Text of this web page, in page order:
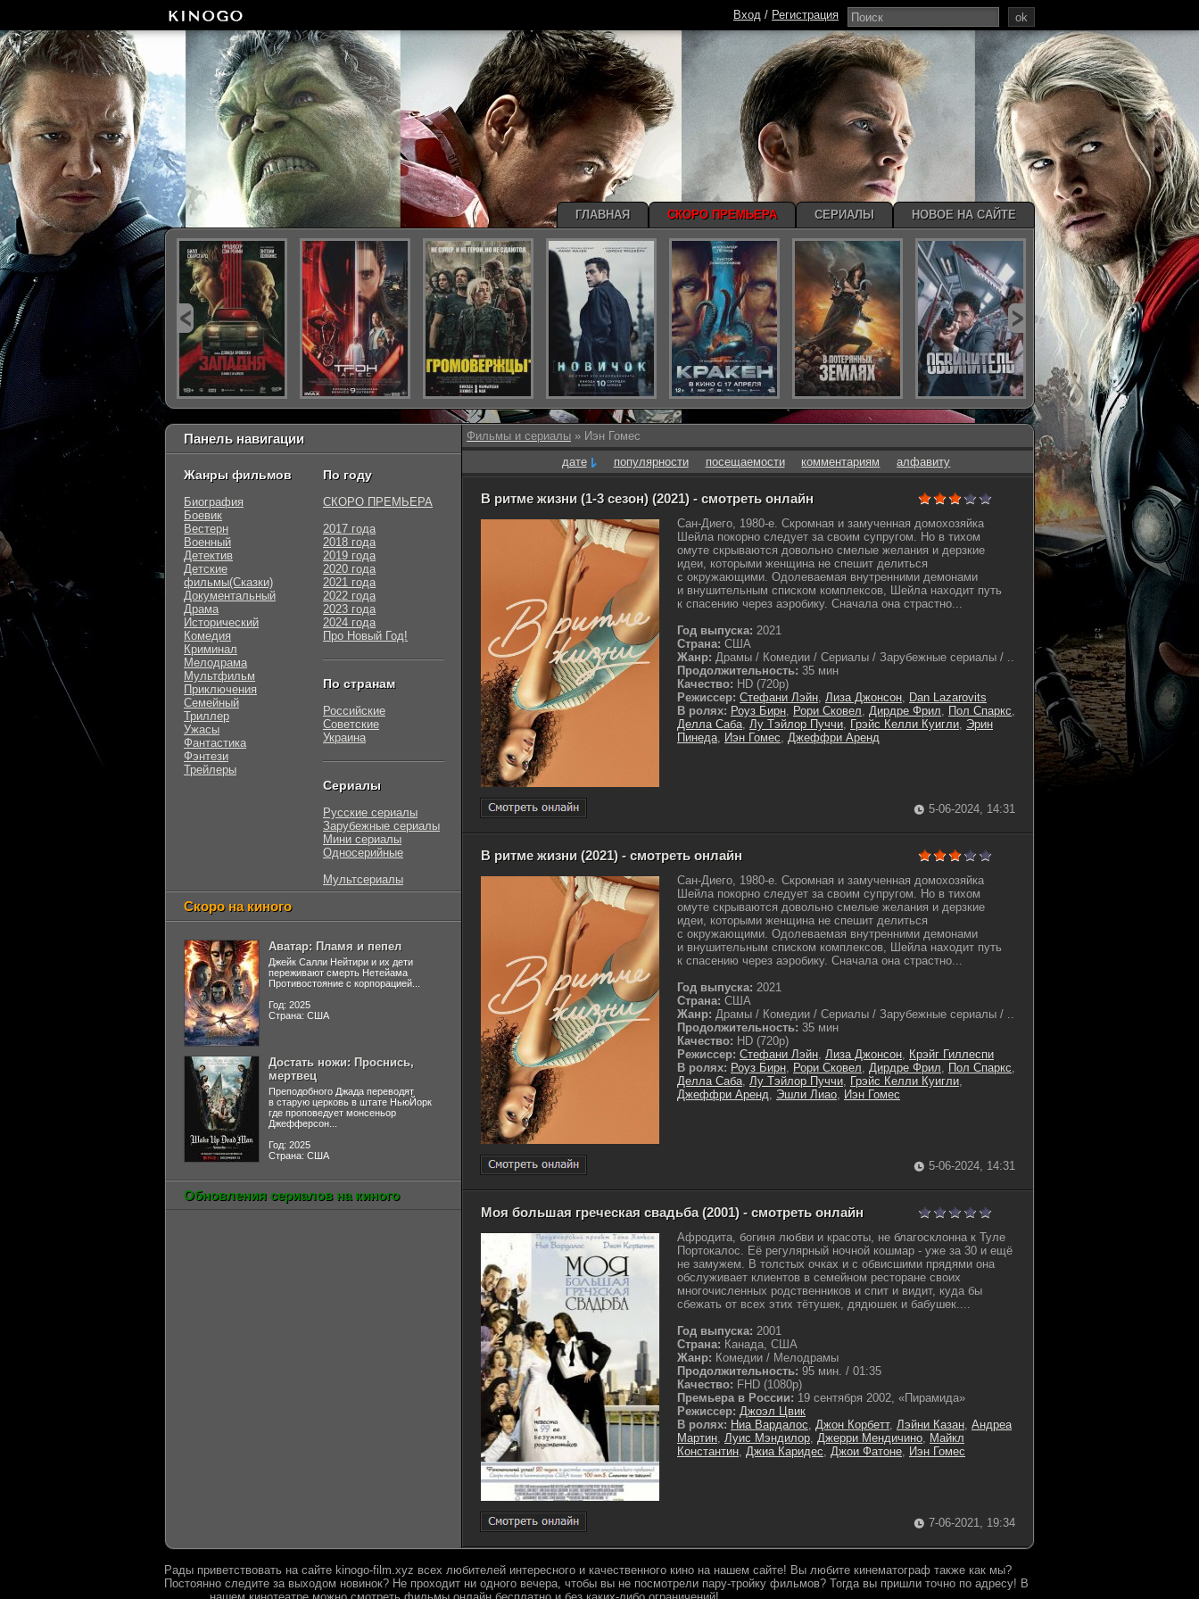
Фильмы и сериалы » Иэн Гомес
дате
популярности посещаемости комментариям алфавиту
В ритме жизни (1-3 сезон) (2021) - смотреть онлайн
Сан-Диего, 1980-е. Скромная и замученная домохозяйка
Шейла покорно следует за своим супругом. Но в тихом
омуте скрываются довольно смелые желания и дерзкие
идеи, которыми женщина не спешит делиться
с окружающими. Одолеваемая внутренними демонами
и внушительным списком комплексов, Шейла находит путь
к спасению через аэробику. Сначала она страстно...
Год выпуска: 2021
Страна: США
Жанр: Драмы / Комедии / Сериалы / Зарубежные сериалы / ..
Продолжительность: 35 мин
Качество: HD (720p)
Режиссер: Стефани Лэйн, Лиза Джонсон, Dan Lazarovits
В ролях: Роуз Бирн, Рори Сковел, Дирдре Фрил, Пол Спаркс,
Делла Саба, Лу Тэйлор Пуччи, Грэйс Келли Куигли, Эрин
Пинеда, Иэн Гомес, Джеффри Аренд
5-06-2024, 14:31
В ритме жизни (2021) - смотреть онлайн
Сан-Диего, 1980-е. Скромная и замученная домохозяйка
Шейла покорно следует за своим супругом. Но в тихом
омуте скрываются довольно смелые желания и дерзкие
идеи, которыми женщина не спешит делиться
с окружающими. Одолеваемая внутренними демонами
и внушительным списком комплексов, Шейла находит путь
к спасению через аэробику. Сначала она страстно...
Год выпуска: 2021
Страна: США
Жанр: Драмы / Комедии / Сериалы / Зарубежные сериалы / ..
Продолжительность: 35 мин
Качество: HD (720p)
Режиссер: Стефани Лэйн, Лиза Джонсон, Крэйг Гиллеспи
В ролях: Роуз Бирн, Рори Сковел, Дирдре Фрил, Пол Спаркс,
Делла Саба, Лу Тэйлор Пуччи, Грэйс Келли Куигли,
Джеффри Аренд, Эшли Лиао, Иэн Гомес
5-06-2024, 14:31
Моя большая греческая свадьба (2001) - смотреть онлайн
Афродита, богиня любви и красоты, не благосклонна к Туле
Портокалос. Её регулярный ночной кошмар - уже за 30 и ещё
не замужем. В толстых очках и с обвисшими прядями она
обслуживает клиентов в семейном ресторане своих
многочисленных родственников и спит и видит, куда бы
сбежать от всех этих тётушек, дядюшек и бабушек....
Год выпуска: 2001
Страна: Канада, США
Жанр: Комедии / Мелодрамы
Продолжительность: 95 мин. / 01:35
Качество: FHD (1080p)
Премьера в России: 19 сентября 2002, «Пирамида»
Режиссер: Джоэл Цвик
В ролях: Ниа Вардалос, Джон Корбетт, Лэйни Казан, Андреа
Мартин, Луис Мэндилор, Джерри Мендичино, Майкл
Константин, Джиа Каридес, Джои Фатоне, Иэн Гомес
7-06-2021, 19:34
Панель навигации
Жанры фильмов
Биография
Боевик
Вестерн
Военный
Детектив
Детские
фильмы(Сказки)
Документальный
Драма
Исторический
Комедия
Криминал
Мелодрама
Мультфильм
Приключения
Семейный
Триллер
Ужасы
Фантастика
Фэнтези
Трейлеры
По году
СКОРО ПРЕМЬЕРА
2017 года
2018 года
2019 года
2020 года
2021 года
2022 года
2023 года
2024 года
Про Новый Год!
По странам
Российские
Советские
Украина
Сериалы
Русские сериалы
Зарубежные сериалы
Мини сериалы
Односерийные
Мультсериалы
Скоро на киного
Аватар: Пламя и пепел
Джейк Салли Нейтири и их дети
переживают смерть Нетейама
Противостояние с корпорацией...
Год: 2025
Страна: США
Достать ножи: Проснись,
мертвец
Преподобного Джада переводят
в старую церковь в штате НьюЙорк
где проповедует монсеньор
Джефферсон...
Год: 2025
Страна: США
Обновления сериалов на киного
ok
Вход / Регистрация
ГЛАВНАЯ СКОРО ПРЕМЬЕРА СЕРИАЛЫ НОВОЕ НА САЙТЕ
Рады приветствовать на сайте kinogo-film.xyz всех любителей интересного и качественного кино на нашем сайте! Вы любите кинематограф также как мы?
Постоянно следите за выходом новинок? Не проходит ни одного вечера, чтобы вы не посмотрели пару-тройку фильмов? Тогда вы пришли точно по адресу! В